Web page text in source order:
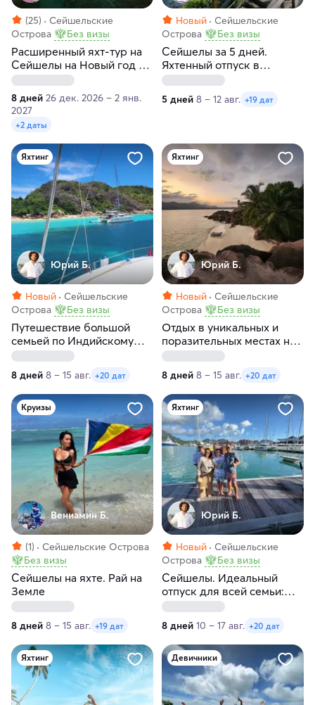
(25)
Сейшельские
Острова
Без визы
Расширенный яхт-тур на
Сейшелы на Новый год и
Рождество
8 дней 26 дек. 2026 – 2 янв.
2027
+2 даты
Новый
Сейшельские
Острова
Без визы
Сейшелы за 5 дней.
Яхтенный отпуск в
бирюзовых бухтах
5 дней 8 – 12 авг. +19 дат
Яхтинг
Юрий Б.
Новый
Сейшельские
Острова
Без визы
Путешествие большой
семьей по Индийскому
океану на катамаране!
8 дней 8 – 15 авг. +20 дат
Яхтинг
Юрий Б.
Новый
Сейшельские
Острова
Без визы
Отдых в уникальных и
поразительных местах на
Сейшельских островах
8 дней 8 – 15 авг. +20 дат
Круизы
Вениамин Б.
(1)
Сейшельские Острова
Без визы
Сейшелы на яхте. Рай на
Земле
8 дней 8 – 15 авг. +19 дат
Яхтинг
Юрий Б.
Новый
Сейшельские
Острова
Без визы
Сейшелы. Идеальный
отпуск для всей семьи:
увлекательный тур под
парусом
8 дней 10 – 17 авг. +20 дат
Яхтинг Девичники